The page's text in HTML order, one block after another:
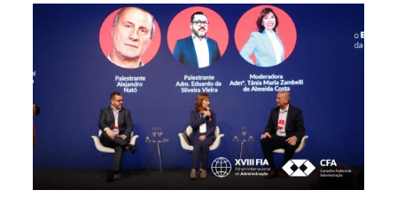
Gestão
De
Pessoas
Reúne
Público
Do
FIA